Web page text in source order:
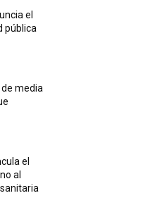
el
pública
media
el
al